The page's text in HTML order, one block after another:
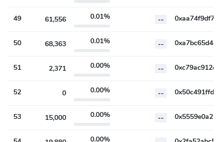
49 61,556 0.01% --
50 68,363 0.01% --
51 2,371 0.00% --
52 0 0.00% --
53 15,000 0.00% --
0.00%